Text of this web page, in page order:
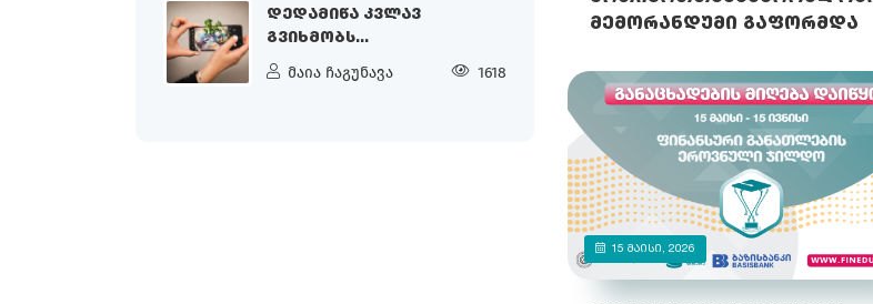
ᲓᲔᲓᲐᲛᲘᲬᲐ ᲙᲕᲚᲐᲕ
ᲒᲕᲘᲮᲛᲝᲑᲡ...
მაია ჩაგუნავა 1618
მემორანდუმი გაფორმდა
15 ᲛᲐᲘᲡᲘ, 2026